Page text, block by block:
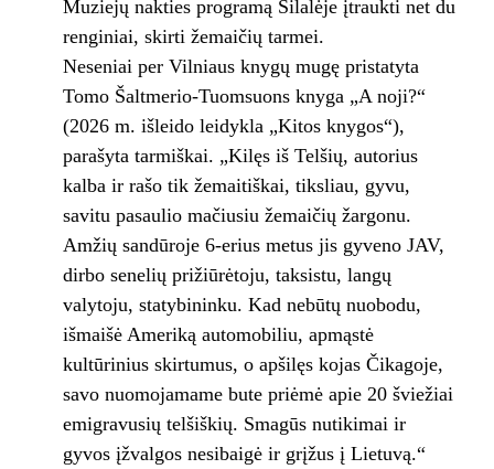
Muziejų nakties programą Šilalėje įtraukti net du
renginiai, skirti žemaičių tarmei.
Neseniai per Vilniaus knygų mugę pristatyta
Tomo Šaltmerio-Tuomsuons knyga „A noji?“
(2026 m. išleido leidykla „Kitos knygos“),
parašyta tarmiškai. „Kilęs iš Telšių, autorius
kalba ir rašo tik žemaitiškai, tiksliau, gyvu,
savitu pasaulio mačiusiu žemaičių žargonu.
Amžių sandūroje 6-erius metus jis gyveno JAV,
dirbo senelių prižiūrėtoju, taksistu, langų
valytoju, statybininku. Kad nebūtų nuobodu,
išmaišė Ameriką automobiliu, apmąstė
kultūrinius skirtumus, o apšilęs kojas Čikagoje,
savo nuomojamame bute priėmė apie 20 šviežiai
emigravusių telšiškių. Smagūs nutikimai ir
gyvos įžvalgos nesibaigė ir grįžus į Lietuvą.“